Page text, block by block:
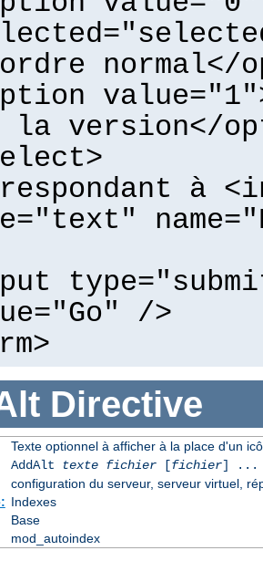
normal</
la version</
à
/>
Directive
Texte optionnel à afficher à la place d'un
AddAlt texte fichier[fichier] ...
configuration du serveur, serveur virtuel,
Indexes
Base
mod_autoindex